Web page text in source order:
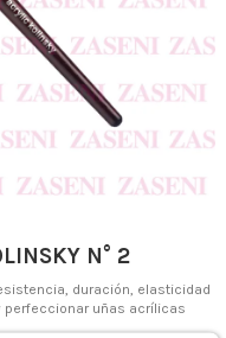
N° 2
duración, elasticidad
perfeccionar uñas acrílicas